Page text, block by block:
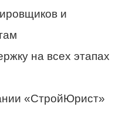
и
на всех этапах
«СтройЮрист»